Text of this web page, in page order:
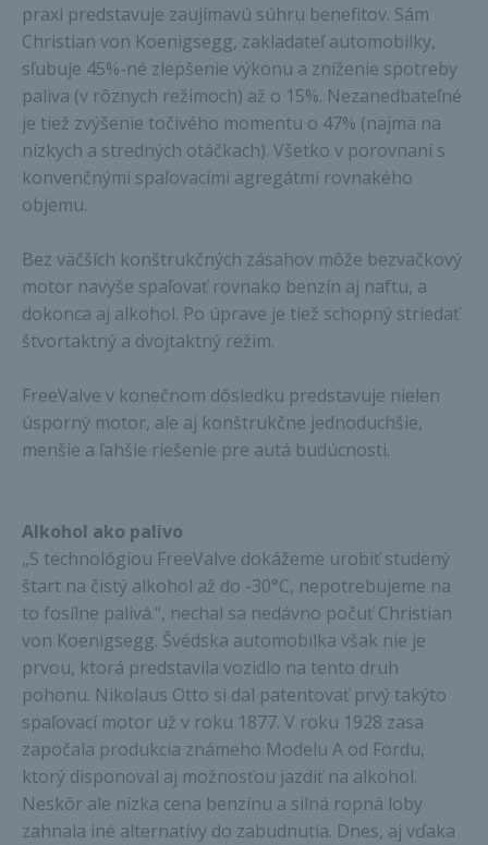
praxi predstavuje zaujímavú súhru benefitov. Sám
Christian von Koenigsegg, zakladateľ automobilky,
sľubuje 45%-né zlepšenie výkonu a zníženie spotreby
paliva (v rôznych režimoch) až o 15%. Nezanedbateľné
je tiež zvýšenie točivého momentu o 47% (najmä na
nízkych a stredných otáčkach). Všetko v porovnaní s
konvenčnými spaľovacími agregátmi rovnakého
objemu.
Bez väčších konštrukčných zásahov môže bezvačkový
motor navyše spaľovať rovnako benzín aj naftu, a
dokonca aj alkohol. Po úprave je tiež schopný striedať
štvortaktný a dvojtaktný režim.
FreeValve v konečnom dôsledku predstavuje nielen
úsporný motor, ale aj konštrukčne jednoduchšie,
menšie a ľahšie riešenie pre autá budúcnosti.
Alkohol ako palivo
„S technológiou FreeValve dokážeme urobiť studený
štart na čistý alkohol až do -30°C, nepotrebujeme na
to fosílne palivá.“, nechal sa nedávno počuť Christian
von Koenigsegg. Švédska automobilka však nie je
prvou, ktorá predstavila vozidlo na tento druh
pohonu. Nikolaus Otto si dal patentovať prvý takýto
spaľovací motor už v roku 1877. V roku 1928 zasa
započala produkcia známeho Modelu A od Fordu,
ktorý disponoval aj možnosťou jazdiť na alkohol.
Neskôr ale nízka cena benzínu a silná ropná loby
zahnala iné alternatívy do zabudnutia. Dnes, aj vďaka